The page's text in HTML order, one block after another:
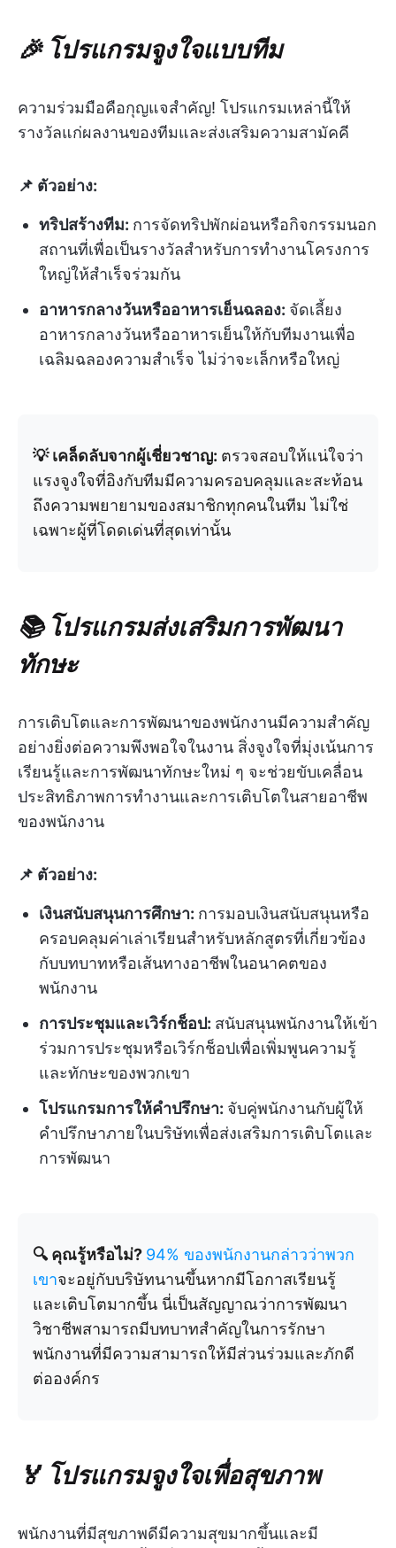
🎉 โปรแกรมจูงใจแบบทีม
ความร่วมมือคือกุญแจสำคัญ! โปรแกรมเหล่านี้ให้
รางวัลแก่ผลงานของทีมและส่งเสริมความสามัคคี
📌 ตัวอย่าง:
ทริปสร้างทีม: การจัดทริปพักผ่อนหรือกิจกรรมนอก
สถานที่เพื่อเป็นรางวัลสำหรับการทำงานโครงการ
ใหญ่ให้สำเร็จร่วมกัน
อาหารกลางวันหรืออาหารเย็นฉลอง: จัดเลี้ยง
อาหารกลางวันหรืออาหารเย็นให้กับทีมงานเพื่อ
เฉลิมฉลองความสำเร็จ ไม่ว่าจะเล็กหรือใหญ่
💡 เคล็ดลับจากผู้เชี่ยวชาญ: ตรวจสอบให้แน่ใจว่า
แรงจูงใจที่อิงกับทีมมีความครอบคลุมและสะท้อน
ถึงความพยายามของสมาชิกทุกคนในทีม ไม่ใช่
เฉพาะผู้ที่โดดเด่นที่สุดเท่านั้น
📚 โปรแกรมส่งเสริมการพัฒนา
ทักษะ
การเติบโตและการพัฒนาของพนักงานมีความสำคัญ
อย่างยิ่งต่อความพึงพอใจในงาน สิ่งจูงใจที่มุ่งเน้นการ
เรียนรู้และการพัฒนาทักษะใหม่ ๆ จะช่วยขับเคลื่อน
ประสิทธิภาพการทำงานและการเติบโตในสายอาชีพ
ของพนักงาน
📌 ตัวอย่าง:
เงินสนับสนุนการศึกษา: การมอบเงินสนับสนุนหรือ
ครอบคลุมค่าเล่าเรียนสำหรับหลักสูตรที่เกี่ยวข้อง
กับบทบาทหรือเส้นทางอาชีพในอนาคตของ
พนักงาน
การประชุมและเวิร์กช็อป: สนับสนุนพนักงานให้เข้า
ร่วมการประชุมหรือเวิร์กช็อปเพื่อเพิ่มพูนความรู้
และทักษะของพวกเขา
โปรแกรมการให้คำปรึกษา: จับคู่พนักงานกับผู้ให้
คำปรึกษาภายในบริษัทเพื่อส่งเสริมการเติบโตและ
การพัฒนา
🔍 คุณรู้หรือไม่? 94% ของพนักงานกล่าวว่าพวก
เขาจะอยู่กับบริษัทนานขึ้นหากมีโอกาสเรียนรู้
และเติบโตมากขึ้น นี่เป็นสัญญาณว่าการพัฒนา
วิชาชีพสามารถมีบทบาทสำคัญในการรักษา
พนักงานที่มีความสามารถให้มีส่วนร่วมและภักดี
ต่อองค์กร
🏅 โปรแกรมจูงใจเพื่อสุขภาพ
พนักงานที่มีสุขภาพดีมีความสุขมากขึ้นและมี